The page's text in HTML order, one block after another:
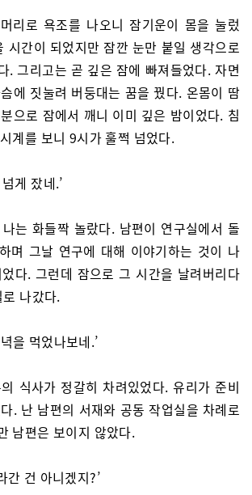
리로 욕조를 나오니 잠기운이 몸을 눌렀
시간이 되었지만 잠깐 눈만 붙일 생각으로
. 그리고는 곧 깊은 잠에 빠져들었다. 자면
에 짓눌려 버둥대는 꿈을 꿨다. 온몸이 땀
으로 잠에서 깨니 이미 깊은 밤이었다. 침
계를 보니 9시가 훌쩍 넘었다.
게 잤네.’
는 화들짝 놀랐다. 남편이 연구실에서 돌
며 그날 연구에 대해 이야기하는 것이 나
다. 그런데 잠으로 그 시간을 날려버리다
나갔다.
을 먹었나보네.’
식사가 정갈히 차려있었다. 유리가 준비
. 난 남편의 서재와 공동 작업실을 차례로
남편은 보이지 않았다.
간 건 아니겠지?’